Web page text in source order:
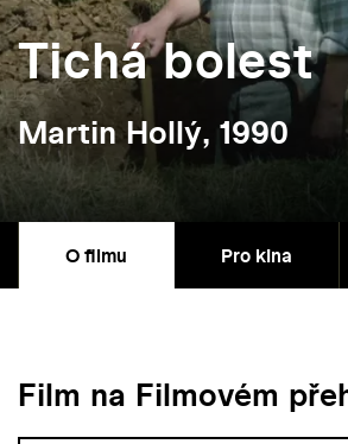
Tichá bolest
Martin Hollý, 1990
O filmu Pro kina
Film na Filmovém